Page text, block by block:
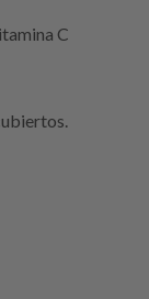
C